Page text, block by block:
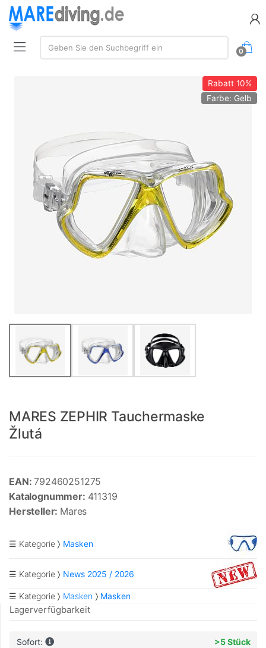
Suche:
Geben Sie den Suchbegriff ein
0
Rabatt10%
Farbe: Gelb
MARES ZEPHIR Tauchermaske
Žlutá
EAN: 792460251275
Katalognummer: 411319
Hersteller: Mares
☰ Kategorie Masken
☰ Kategorie News 2025 / 2026
☰ Kategorie Masken Masken
Lagerverfügbarkeit
Sofort: >5 Stück